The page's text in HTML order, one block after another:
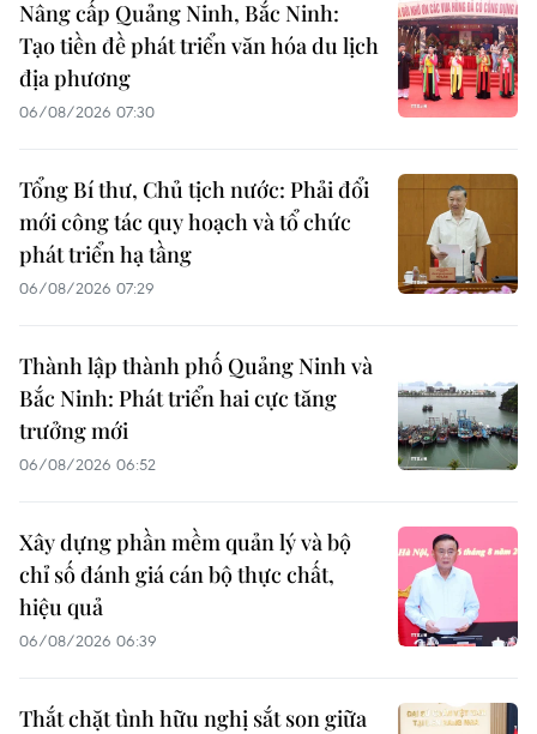
Nâng cấp Quảng Ninh, Bắc Ninh:
Tạo tiền đề phát triển văn hóa du lịch
địa phương
06/08/2026 07:30
Tổng Bí thư, Chủ tịch nước: Phải đổi
mới công tác quy hoạch và tổ chức
phát triển hạ tầng
06/08/2026 07:29
Thành lập thành phố Quảng Ninh và
Bắc Ninh: Phát triển hai cực tăng
trưởng mới
06/08/2026 06:52
Xây dựng phần mềm quản lý và bộ
chỉ số đánh giá cán bộ thực chất,
hiệu quả
06/08/2026 06:39
Thắt chặt tình hữu nghị sắt son giữa